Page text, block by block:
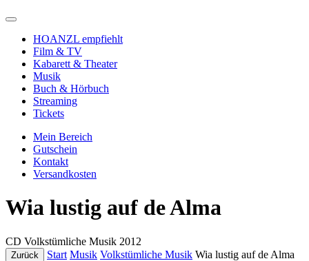
HOANZL empfiehlt
Film & TV
Kabarett & Theater
Musik
Buch & Hörbuch
Streaming
Tickets
Mein Bereich
Gutschein
Kontakt
Versandkosten
Wia lustig auf de Alma
CD Volkstümliche Musik 2012
Zurück Start Musik Volkstümliche Musik Wia lustig auf de Alma